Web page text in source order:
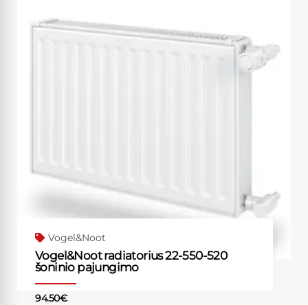
Vogel&Noot
Vogel&Noot radiatorius 22-550-520
šoninio pajungimo
94.50€